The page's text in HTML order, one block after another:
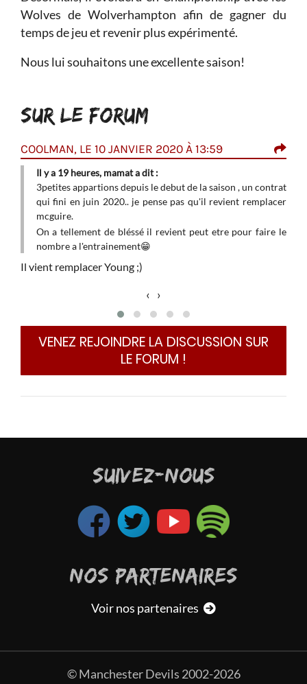
Wolves de Wolverhampton afin de gagner du
temps de jeu et revenir plus expérimenté.
Nous lui souhaitons une excellente saison!
SUR LE FORUM
COOLMAN, LE 10 JANVIER 2020 À 13:59
Il y a 19 heures, mamat a dit :
3petites appartions depuis le debut de la saison , un contrat
qui fini en juin 2020.. je pense pas qu'il revient remplacer
mcguire.
On a tellement de bléssé il revient peut etre pour faire le
nombre a l'entrainement😁
Il vient remplacer Young ;)
‹ ›
VENEZ REJOINDRE LA DISCUSSION SUR
LE FORUM !
SUIVEZ-NOUS
NOS PARTENAIRES
Voir nos partenaires
© Manchester Devils 2002-2026